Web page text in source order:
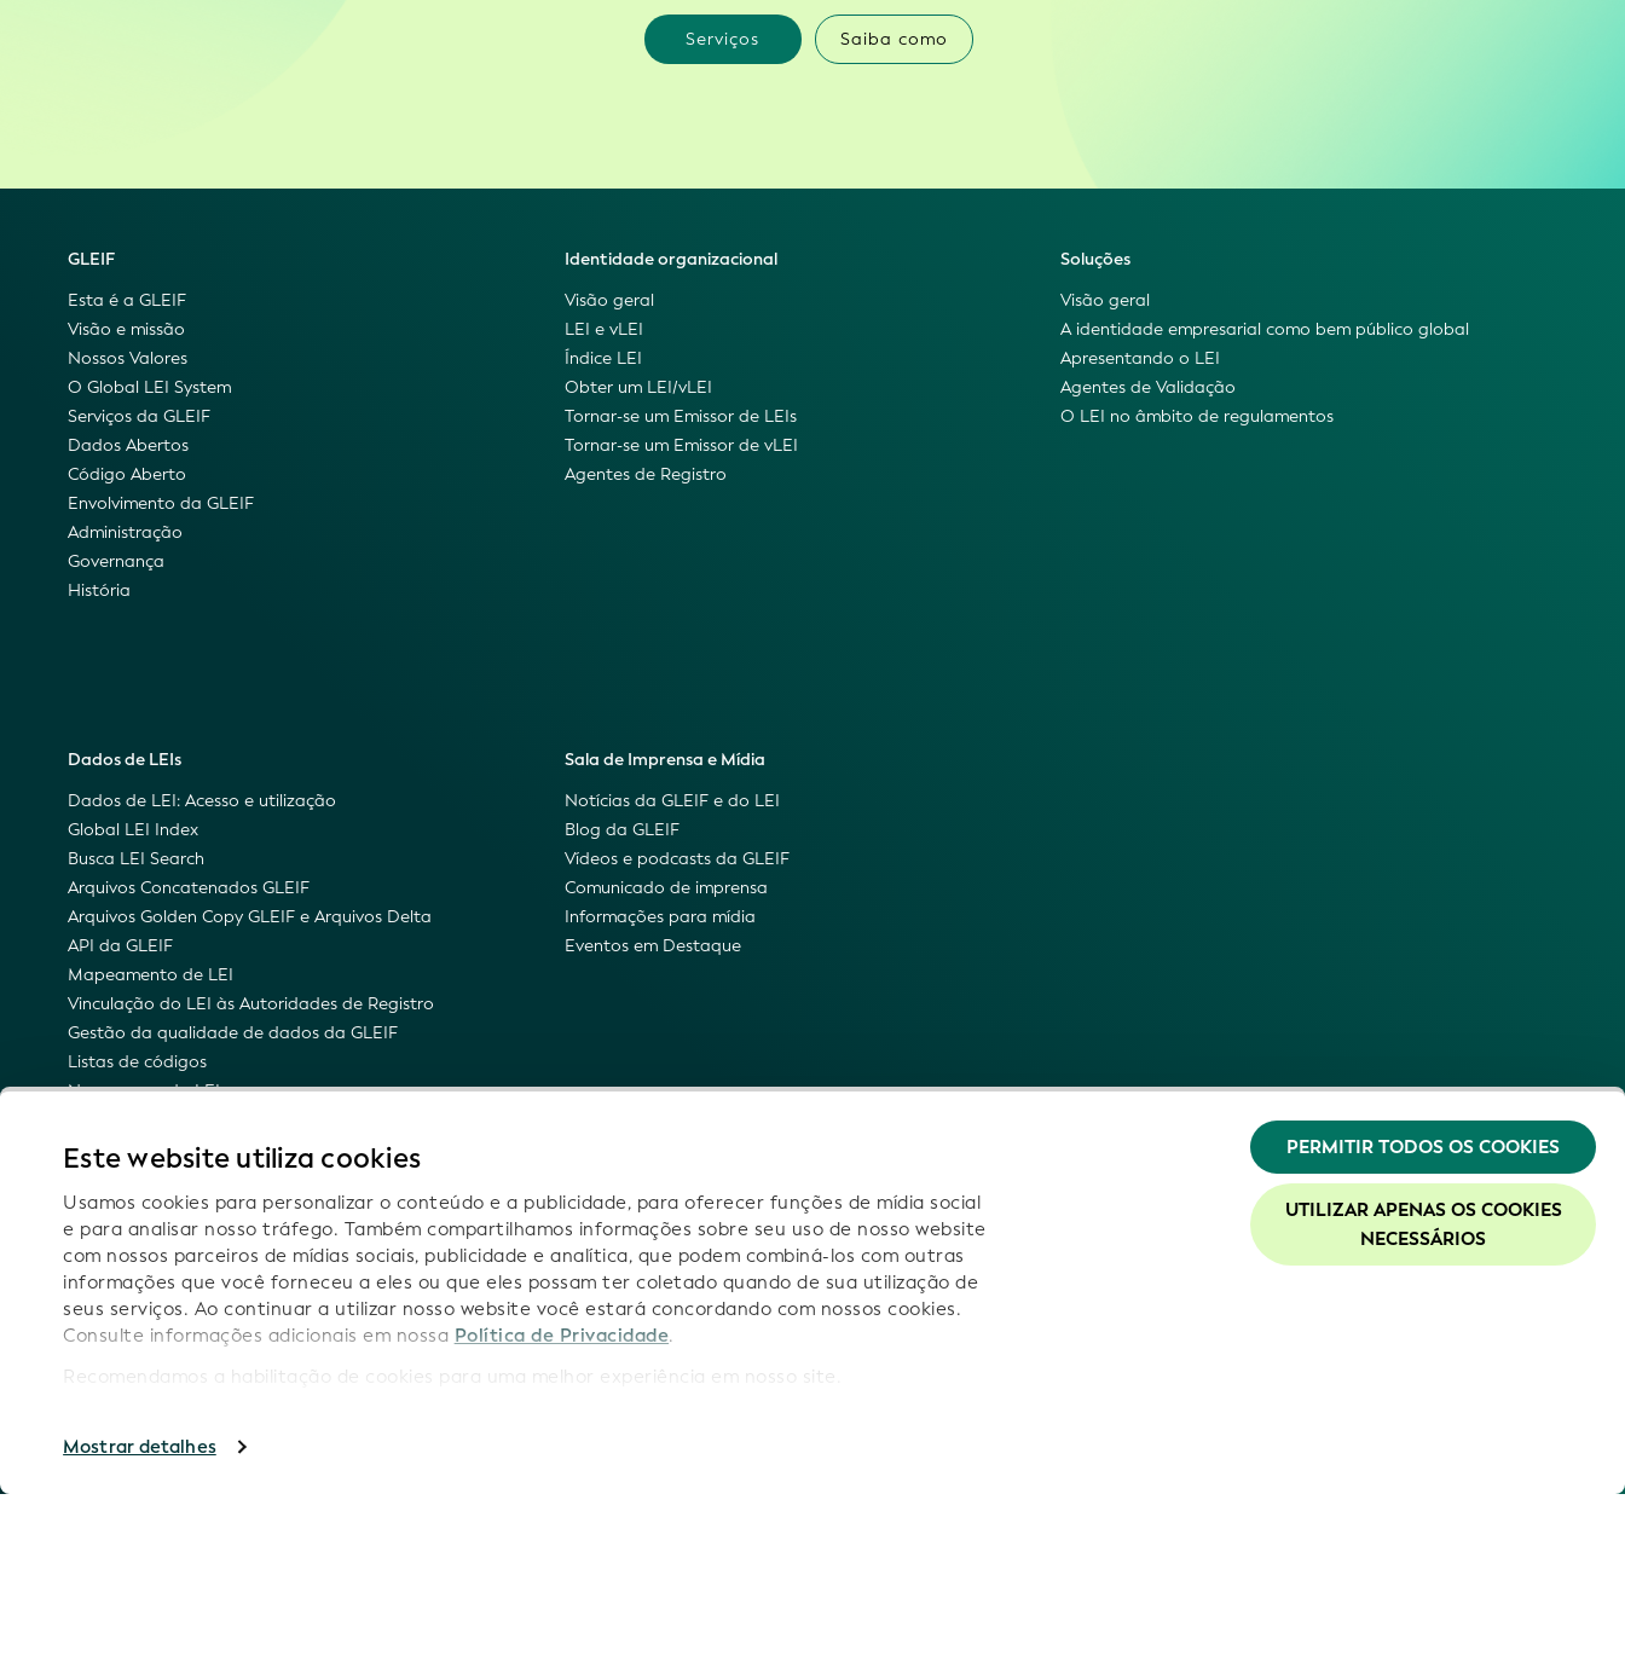
Este website utiliza cookies
Usamos cookies para personalizar o conteúdo e a publicidade, para oferecer funções de mídia social
e para analisar nosso tráfego. Também compartilhamos informações sobre seu uso de nosso website
com nossos parceiros de mídias sociais, publicidade e analítica, que podem combiná-los com outras
informações que você forneceu a eles ou que eles possam ter coletado quando de sua utilização de
seus serviços. Ao continuar a utilizar nosso website você estará concordando com nossos cookies.
Consulte informações adicionais em nossa Política de Privacidade.
Recomendamos a habilitação de cookies para uma melhor experiência em nosso site.
Mostrar detalhes
PERMITIR TODOS OS COOKIES
UTILIZAR APENAS OS COOKIES
NECESSÁRIOS
Serviços Saiba como
GLEIF
Esta é a GLEIF
Visão e missão
Nossos Valores
O Global LEI System
Serviços da GLEIF
Dados Abertos
Código Aberto
Envolvimento da GLEIF
Administração
Governança
História
Identidade organizacional
Visão geral
LEI e vLEI
Índice LEI
Obter um LEI/vLEI
Tornar-se um Emissor de LEIs
Tornar-se um Emissor de vLEI
Agentes de Registro
Soluções
Visão geral
A identidade empresarial como bem público global
Apresentando o LEI
Agentes de Validação
O LEI no âmbito de regulamentos
Dados de LEIs
Dados de LEI: Acesso e utilização
Global LEI Index
Busca LEI Search
Arquivos Concatenados GLEIF
Arquivos Golden Copy GLEIF e Arquivos Delta
API da GLEIF
Mapeamento de LEI
Vinculação do LEI às Autoridades de Registro
Gestão da qualidade de dados da GLEIF
Listas de códigos
Namespace do LEI
Notificações por e-mail sobre as atualizações
técnicas
Sala de Imprensa e Mídia
Notícias da GLEIF e do LEI
Blog da GLEIF
Vídeos e podcasts da GLEIF
Comunicado de imprensa
Informações para mídia
Eventos em Destaque
Siga-nos: